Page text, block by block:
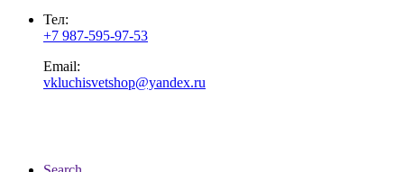
Тел:
+7 987-595-97-53
Email:
vkluchisvetshop@yandex.ru